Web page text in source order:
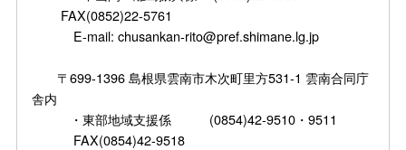
FAX(0852)22-5761
E-mail: chusankan-rito@pref.shimane.lg.jp
〒699-1396 島根県雲南市木次町里方531-1 雲南合同庁
舎内
・東部地域支援係 (0854)42-9510・9511
FAX(0854)42-9518